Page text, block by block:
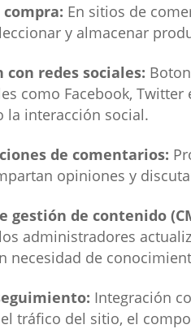
En sitios de
y almacenar
con redes sociales:
como Facebook,
la interacción social.
de comentarios:
opiniones y
gestión de contenido
administradores
necesidad de
Integración
tráfico del sitio, el